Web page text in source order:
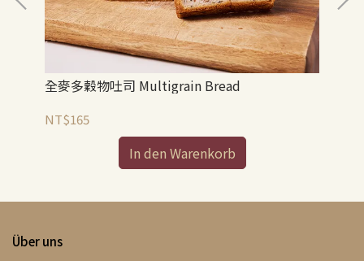
全麥多穀物吐司 Multigrain Bread
NT$165
In den Warenkorb
Über uns